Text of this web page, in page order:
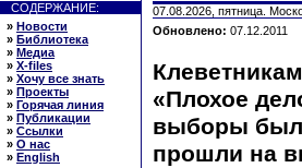
СОДЕРЖАНИЕ:
» Новости
» Библиотека
» Медиа
» X-files
» Хочу все знать
» Проекты
» Горячая линия
» Публикации
» Ссылки
» О нас
» English
07.08.2026, пятница.
Обновлено: 07.12.2011
«Плохое
выборы
прошли на